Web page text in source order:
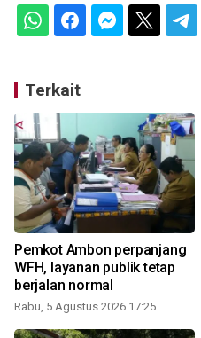
Terkait
Pemkot Ambon perpanjang
WFH, layanan publik tetap
berjalan normal
Rabu, 5 Agustus 2026 17:25